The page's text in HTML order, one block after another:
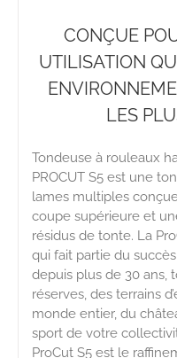
CONÇUE
UTILISATION
LES
Tondeuse à rouleaux
PROCUT S5 est une
lames multiples
coupe supérieure et
résidus de tonte. La
qui fait partie du
depuis plus de 30 ans,
réserves, des terrains
monde entier, du
sport de votre
ProCut S5 est le